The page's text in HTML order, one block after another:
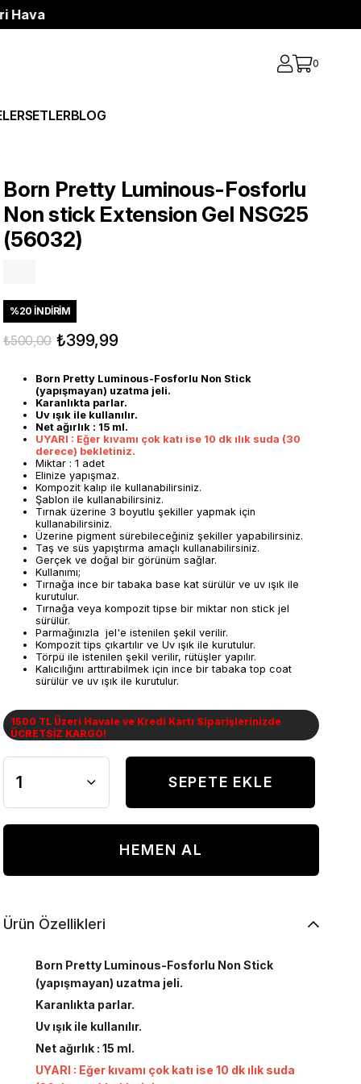
ve Kredi Kartı Siparişlerinizde ÜCRETSİZ KARGO!
0
SETLERBLOG
Born Pretty Luminous-Fosforlu
Non stick Extension Gel NSG25
(56032)
%20 İNDIRIM
₺500,00 ₺399,99
Born Pretty Luminous-Fosforlu Non Stick
(yapışmayan) uzatma jeli.
Karanlıkta parlar.
Uv ışık ile kullanılır.
Net ağırlık : 15 ml.
UYARI : Eğer kıvamı çok katı ise 10 dk ılık suda (30
derece) bekletiniz.
Miktar : 1 adet
Elinize yapışmaz.
Kompozit kalıp ile kullanabilirsiniz.
Şablon ile kullanabilirsiniz.
Tırnak üzerine 3 boyutlu şekiller yapmak için
kullanabilirsiniz.
Üzerine pigment sürebileceğiniz şekiller yapabilirsiniz.
Taş ve süs yapıştırma amaçlı kullanabilirsiniz.
Gerçek ve doğal bir görünüm sağlar.
Kullanımı;
Tırnağa ince bir tabaka base kat sürülür ve uv ışık ile
kurutulur.
Tırnağa veya kompozit tipse bir miktar non stick jel
sürülür.
Parmağınızla jel'e istenilen şekil verilir.
Kompozit tips çıkartılır ve Uv ışık ile kurutulur.
Törpü ile istenilen şekil verilir, rütüşler yapılır.
Kalıcılığını arttırabilmek için ince bir tabaka top coat
sürülür ve uv ışık ile kurutulur.
1500 TL Üzeri Havale ve Kredi Kartı Siparişlerinizde
ÜCRETSİZ KARGO!
Ürün Özellikleri
Born Pretty Luminous-Fosforlu Non Stick
(yapışmayan) uzatma jeli.
Karanlıkta parlar.
Uv ışık ile kullanılır.
Net ağırlık : 15 ml.
UYARI : Eğer kıvamı çok katı ise 10 dk ılık suda